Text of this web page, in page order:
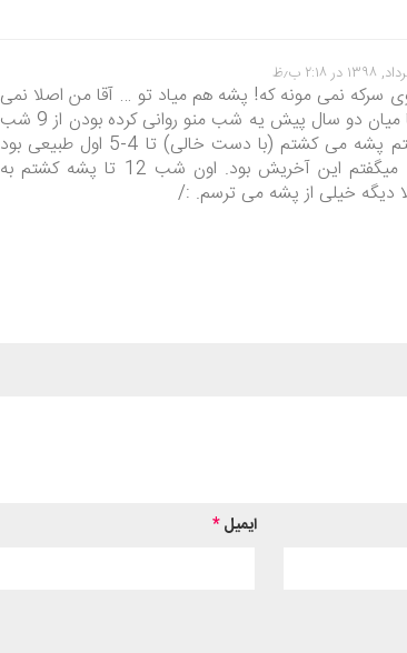
بوی سرکه نمی مونه که! پشه هم میاد تو … آقا من اصلا نمی
دونم اینا از کجا میان دو سال پیش یه شب منو روانی کرده بودن از 9 شب
تا 3 صبح داشتم پشه می کشتم (با دست خالی) تا 4-5 اول طبیعی بود
بعد از اون هی میگفتم این آخریش بود. اون شب 12 تا پشه کشتم به
دیگه خیلی از پشه می ترسم. :/
ایمیل*